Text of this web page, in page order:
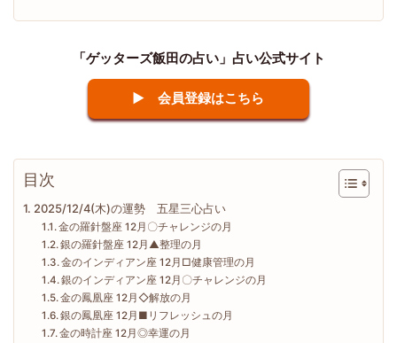
「ゲッターズ飯田の占い」占い公式サイト
▶ 会員登録はこちら
目次
2025/12/4(木)の運勢 五星三心占い
金の羅針盤座 12月〇チャレンジの月
銀の羅針盤座 12月▲整理の月
金のインディアン座 12月□健康管理の月
銀のインディアン座 12月〇チャレンジの月
金の鳳凰座 12月◇解放の月
銀の鳳凰座 12月■リフレッシュの月
金の時計座 12月◎幸運の月